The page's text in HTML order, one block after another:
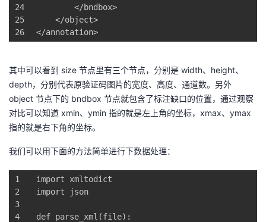
24
25
26
</bndbox>
</object>
</annotation>
其中可以看到 size 节点里有三个节点，分别是 width、height、
depth，分别代表原验证码图片的宽度、高度、通道数。另外
object 节点下的 bndbox 节点就包含了标注缺口的位置，通过观察
对比可以知道 xmin、ymin 指的就是左上角的坐标，xmax、ymax
指的就是右下角的坐标。
我们可以用下面的方法简单进行下数据处理：
1
2
3
4
import xmltodict
import json
def parse_xml (file) :